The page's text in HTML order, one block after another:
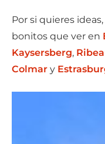
Por si quieres
bonitos que ver en
Kaysersberg,
Colmar y